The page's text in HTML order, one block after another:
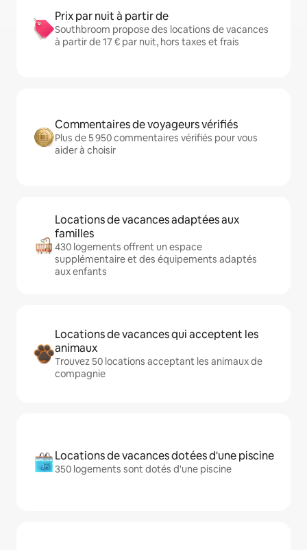
Prix par nuit à partir de
Southbroom propose des locations de vacances
à partir de 17 € par nuit, hors taxes et frais
Commentaires de voyageurs vérifiés
Plus de 5 950 commentaires vérifiés pour vous
aider à choisir
Locations de vacances adaptées aux
familles
430 logements offrent un espace
supplémentaire et des équipements adaptés
aux enfants
Locations de vacances qui acceptent les
animaux
Trouvez 50 locations acceptant les animaux de
compagnie
Locations de vacances dotées d'une piscine
350 logements sont dotés d'une piscine